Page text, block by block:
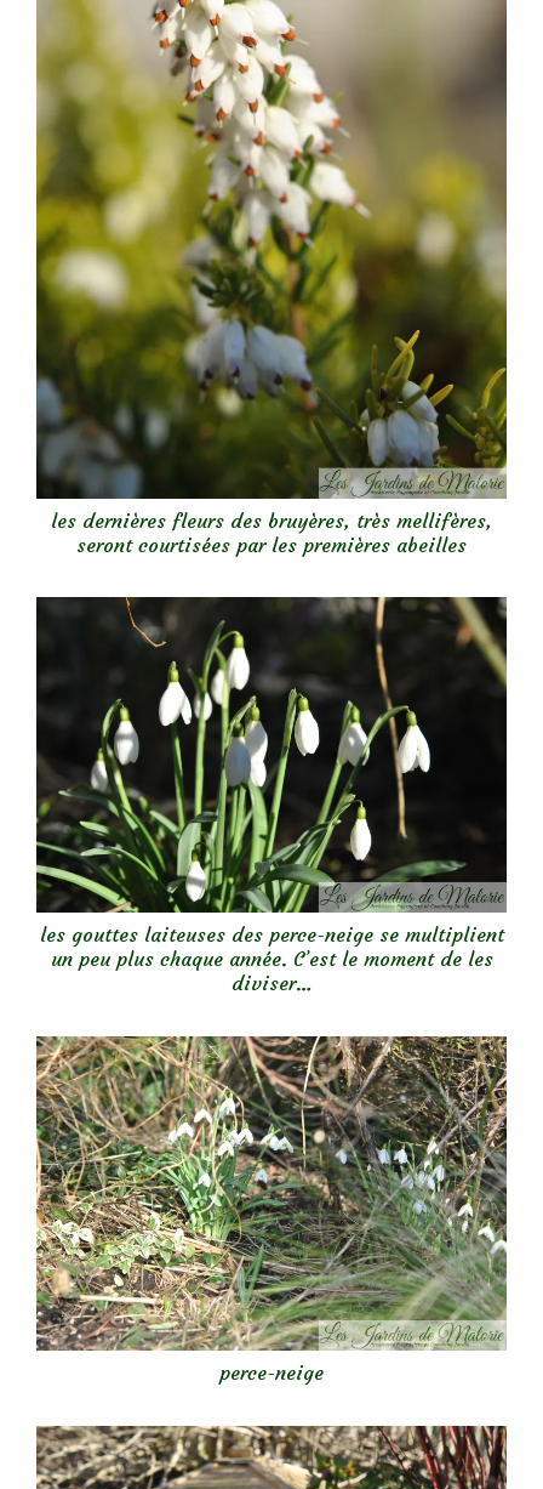
les dernières fleurs des bruyères, très mellifères,
seront courtisées par les premières abeilles
les gouttes laiteuses des perce-neige se multiplient
un peu plus chaque année. C’est le moment de les
diviser…
perce-neige